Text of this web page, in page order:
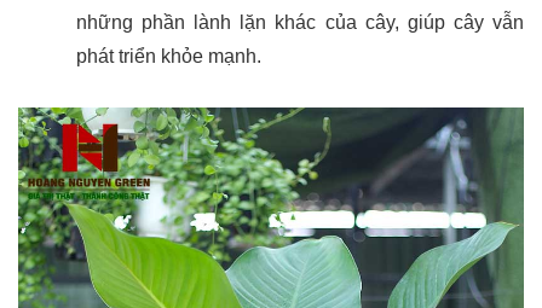
những phần lành lặn khác của cây, giúp cây vẫn
phát triển khỏe mạnh.